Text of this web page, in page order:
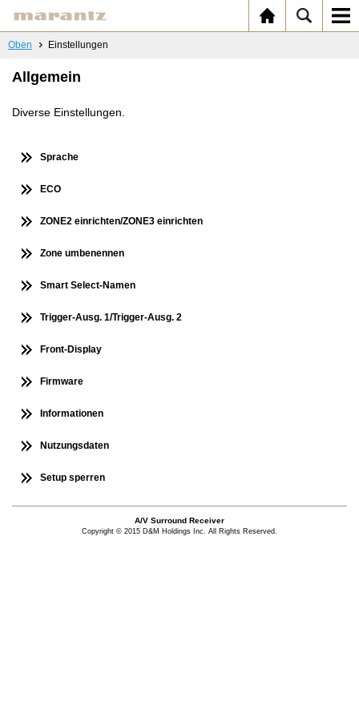
Oben Einstellungen
Allgemein
Diverse Einstellungen.
Sprache
ECO
ZONE2 einrichten/ZONE3 einrichten
Zone umbenennen
Smart Select-Namen
Trigger-Ausg. 1/Trigger-Ausg. 2
Front-Display
Firmware
Informationen
Nutzungsdaten
Setup sperren
A/V Surround Receiver
Copyright © 2015 D&M Holdings Inc. All Rights Reserved.